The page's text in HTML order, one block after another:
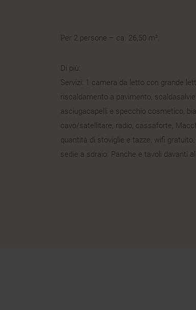
Per 2 persone – ca. 26,50 m².
Di più:
Servizi: 1 camera da letto con grande
riscaldamento a pavimento,
asciugacapelli e specchio cosmetico,
cavo/satellitare, radio, cassaforte,
quantità di stoviglie e tazze, wifi
sedie a sdraio. Panche e tavoli davanti